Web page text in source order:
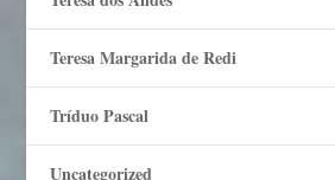
Teresa Margarida de Redi
Tríduo Pascal
Uncategorized